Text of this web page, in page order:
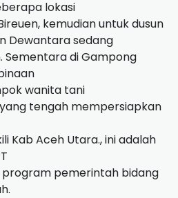
lokasi
kemudian untuk dusun
Dewantara sedang
Sementara di Gampong
wanita tani
tengah mempersiapkan
Kab Aceh Utara., ini adalah
program pemerintah bidang